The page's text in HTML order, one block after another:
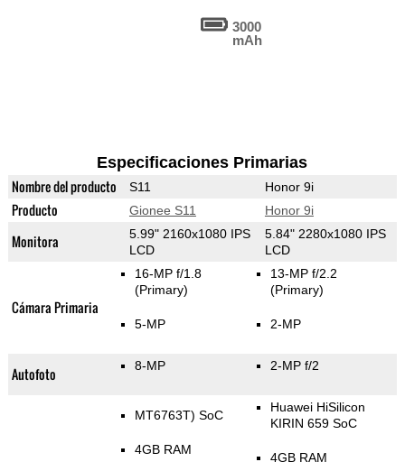
3000
mAh
Especificaciones Primarias
Nombre del producto S11 Honor 9i
Producto Gionee S11 Honor 9i
Monitora
5.99" 2160x1080 IPS
LCD
5.84" 2280x1080 IPS
LCD
Cámara Primaria
16-MP f/1.8
(Primary)
5-MP
13-MP f/2.2
(Primary)
2-MP
Autofoto 8-MP 2-MP f/2
MT6763T) SoC
4GB RAM
Huawei HiSilicon
KIRIN 659 SoC
4GB RAM